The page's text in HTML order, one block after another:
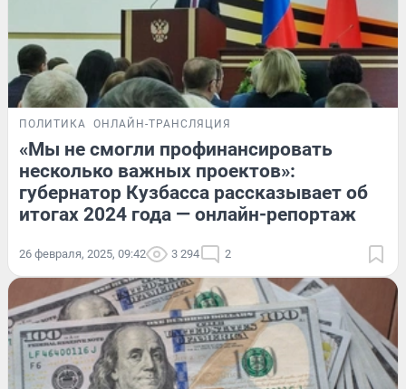
ПОЛИТИКА ОНЛАЙН-ТРАНСЛЯЦИЯ
«Мы не смогли профинансировать
несколько важных проектов»:
губернатор Кузбасса рассказывает об
итогах 2024 года — онлайн-репортаж
26 февраля, 2025, 09:42 3 294 2